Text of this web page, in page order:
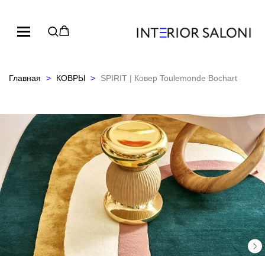
Главная КОВРЫ SPIRIT | Ковер Toulemonde Bochart